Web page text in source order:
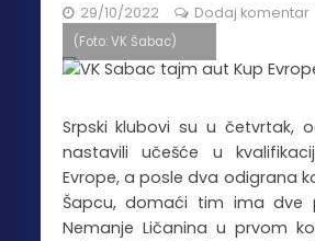
29/10/2022 Dodaj komentar
(Foto: VK Šabac)
Srpski klubovi su u četvrtak,
nastavili učešće u
Evrope, a posle dva odigrana
Šapcu, domaći tim ima dve
Nemanje Ličanina u prvom